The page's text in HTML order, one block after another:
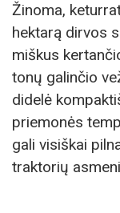
Žinoma,
hektarą dirvos
miškus
tonų galinčio
didelė
priemonės
gali visiškai
traktorių